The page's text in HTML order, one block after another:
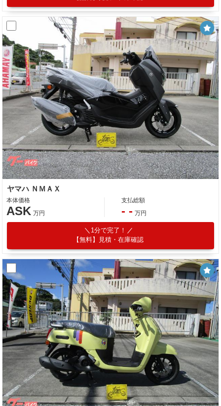
ヤマハ ＮＭＡＸ
本体価格
ASK 万円
支払総額
- - 万円
1分で完了！
【無料】見積・在庫確認